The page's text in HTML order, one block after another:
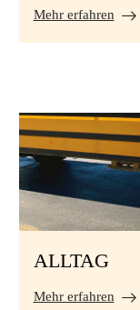
Mehr erfahren
ALLTAG
Mehr erfahren